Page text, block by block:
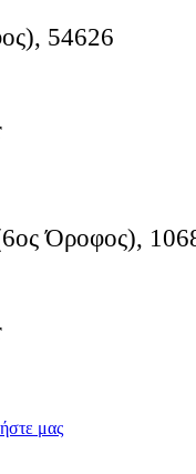
54626
Όροφος),
μας